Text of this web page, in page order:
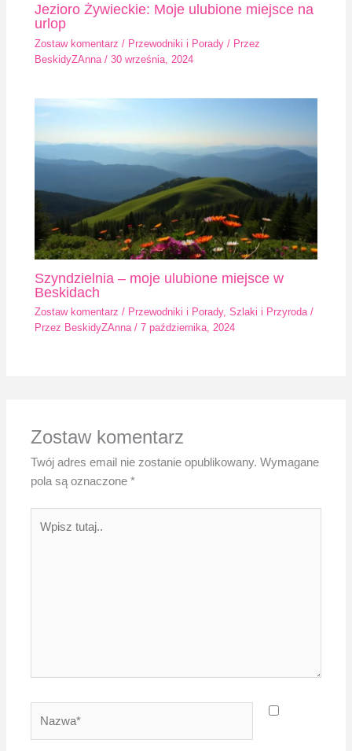
Jezioro Żywieckie: Moje ulubione miejsce na
urlop
Zostaw komentarz / Przewodniki i Porady / Przez
BeskidyZAnna/30 września, 2024
Szyndzielnia – moje ulubione miejsce w
Beskidach
Zostaw komentarz / Przewodniki i Porady,Szlaki i Przyroda/
Przez BeskidyZAnna/7 października, 2024
Zostaw komentarz
Twój adres email nie zostanie opublikowany. Wymagane
pola są oznaczone*
tutaj..